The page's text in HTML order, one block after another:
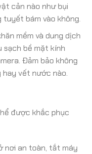
cản nào như bụi
tuyết bám vào không.
mềm và dung dịch
sạch bề mặt kính
Đảm bảo không
vết nước nào.
được khắc phục
nơi an toàn, tắt máy